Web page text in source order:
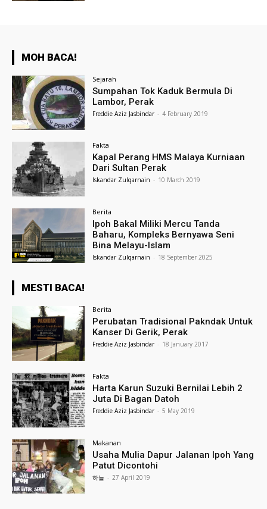
MOH BACA!
Sejarah
Sumpahan Tok Kaduk Bermula Di
Lambor, Perak
Freddie Aziz Jasbindar - 4 February 2019
Fakta
Kapal Perang HMS Malaya Kurniaan
Dari Sultan Perak
Iskandar Zulqarnain - 10 March 2019
Berita
Ipoh Bakal Miliki Mercu Tanda
Baharu, Kompleks Bernyawa Seni
Bina Melayu-Islam
Iskandar Zulqarnain - 18 September 2025
MESTI BACA!
Berita
Perubatan Tradisional Pakndak Untuk
Kanser Di Gerik, Perak
Freddie Aziz Jasbindar - 18 January 2017
Fakta
Harta Karun Suzuki Bernilai Lebih 2
Juta Di Bagan Datoh
Freddie Aziz Jasbindar - 5 May 2019
Makanan
Usaha Mulia Dapur Jalanan Ipoh Yang
Patut Dicontohi
하늘 - 27 April 2019